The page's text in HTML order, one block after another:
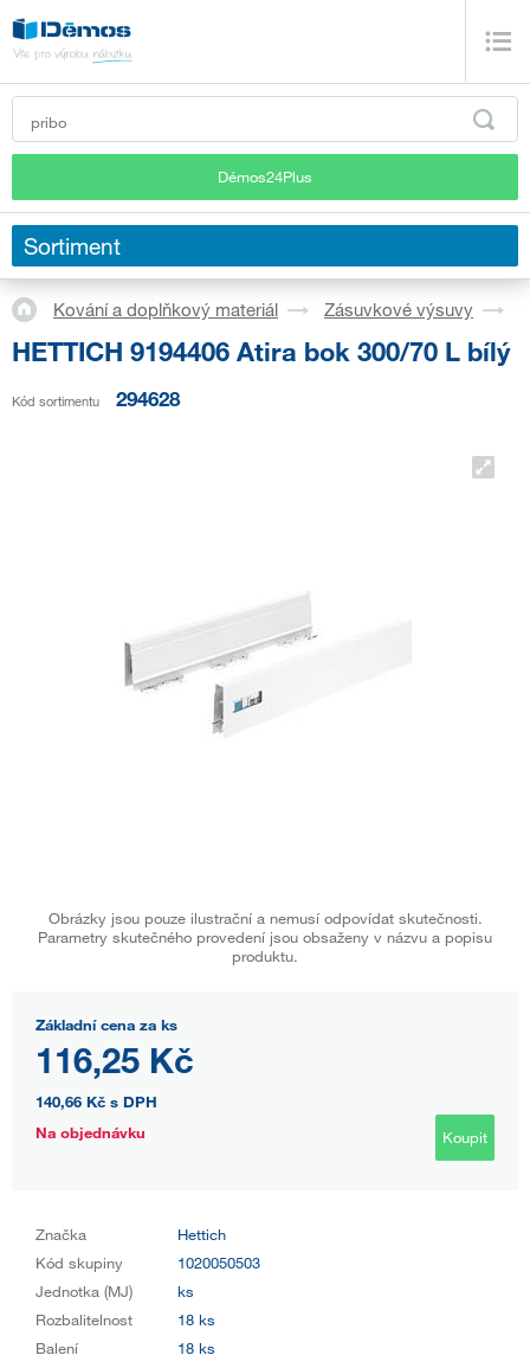
Démos24Plus
Sortiment
Kování a doplňkový materiál Zásuvkové výsuvy
HETTICH 9194406 Atira bok 300/70 L bílý
Kód sortimentu 294628
Obrázky jsou pouze ilustrační a nemusí odpovídat skutečnosti.
Parametry skutečného provedení jsou obsaženy v názvu a popisu
produktu.
Základní cena za ks
116,25 Kč
140,66 Kč s DPH
Na objednávku
Koupit
Značka
Hettich
Kód skupiny
1020050503
Jednotka (MJ)
ks
Rozbalitelnost
18 ks
Balení
18 ks